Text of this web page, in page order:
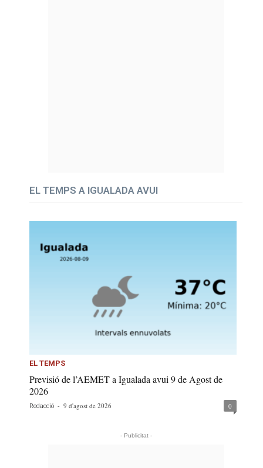
EL TEMPS A IGUALADA AVUI
EL TEMPS
Previsió de l’AEMET a Igualada avui 9 de Agost de
2026
Redacció - 9 d'agost de 2026 0
- Publicitat -